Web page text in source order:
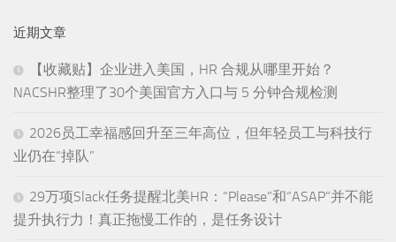
近期文章
【收藏贴】企业进入美国，HR 合规从哪里开始？
NACSHR整理了30个美国官方入口与 5 分钟合规检测
2026员工幸福感回升至三年高位，但年轻员工与科技行
业仍在“掉队”
29万项Slack任务提醒北美HR：“Please”和“ASAP”并不能
提升执行力！真正拖慢工作的，是任务设计